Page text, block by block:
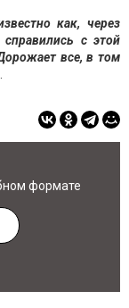
как, через
с этой
все, в том
формате